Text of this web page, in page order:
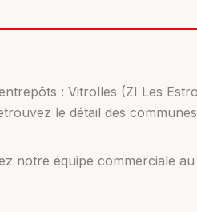
: Vitrolles (ZI Les
le détail des
notre équipe commerciale au